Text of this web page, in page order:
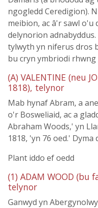
ngogledd Ceredigion).
meibion, ac â'r sawl
delynorion
tylwyth yn niferus dros
bu cryn ymbriodi rhwng
(A) VALENTINE (neu
1818), telynor
Mab hynaf Abram, a
o'r Bosweliaid, ac a
Abraham Woods,' yn
1818, 'yn 76 oed.'
Plant iddo ef oedd
(1) ADAM WOOD (bu
telynor
Ganwyd yn